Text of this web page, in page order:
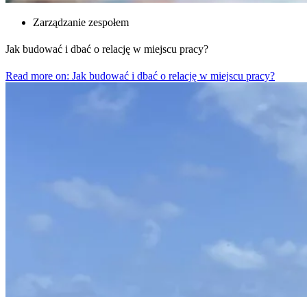
Zarządzanie zespołem
Jak budować i dbać o relację w miejscu pracy?
Read more on: Jak budować i dbać o relację w miejscu pracy?